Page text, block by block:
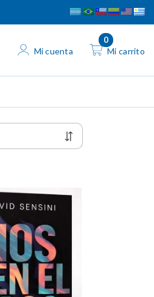
Mi cuenta Mi carrito
0